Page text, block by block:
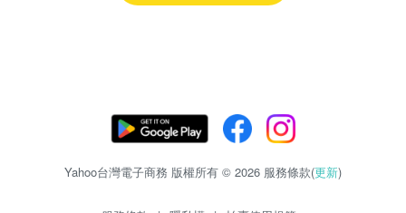
Yahoo台灣電子商務 版權所有 © 2026 服務條款(更新)